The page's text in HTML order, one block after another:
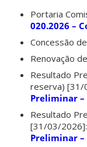
Portaria
020.2026 –
Concessão
Renovação
Resultado
reserva) [31/
Preliminar –
Resultado
[31/03/2026]:
Preliminar –